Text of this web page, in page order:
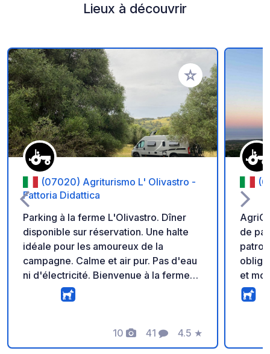
Lieux à découvrir
Ajouter à vos
(07020) Agriturismo L' Olivastro -
Fattoria Didattica
Parking à la ferme L'Olivastro. Dîner
disponible sur réservation. Une halte
idéale pour les amoureux de la
campagne. Calme et air pur. Pas d'eau
ni d'électricité. Bienvenue à la ferme
L'Olivastro. Au milieu d'oliviers
millénaires. Stationnez librement et à
Savourez nos spécialités sardes
maison. Bienvenue à la ferme
10
Photos
41
Commentaires
4.5
Note
★
de
et